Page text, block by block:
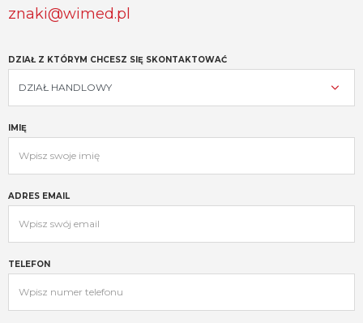
znaki@wimed.pl
DZIAŁ Z KTÓRYM CHCESZ SIĘ SKONTAKTOWAĆ
IMIĘ
ADRES EMAIL
TELEFON